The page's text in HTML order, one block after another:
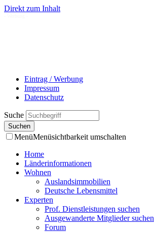
Direkt zum Inhalt
Eintrag / Werbung
Impressum
Datenschutz
Suche
MenüMenüsichtbarkeit umschalten
Home
Länderinformationen
Wohnen
Auslandsimmobilien
Deutsche Lebensmittel
Experten
Prof. Dienstleistungen suchen
Ausgewanderte Mitglieder suchen
Forum